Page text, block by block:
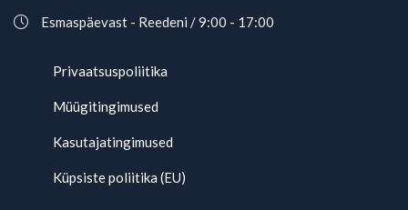
Esmaspäevast - Reedeni / 9:00 - 17:00
Privaatsuspoliitika
Müügitingimused
Kasutajatingimused
Küpsiste poliitika (EU)